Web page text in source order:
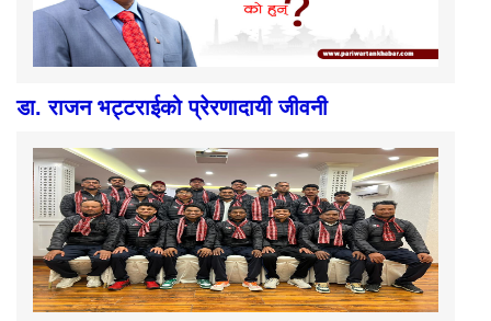
डा. राजन भट्टराईको प्रेरणादायी जीवनी